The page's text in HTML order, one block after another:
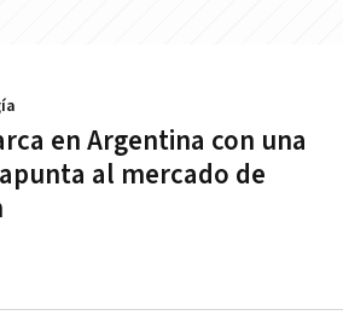
en Argentina con una
al mercado de